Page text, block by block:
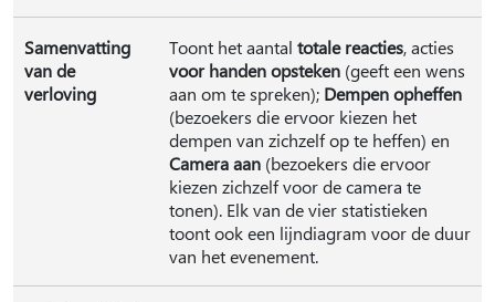
Samenvatting
van de
verloving
Toont het aantal totale reacties, acties
voor handen opsteken (geeft een wens
aan om te spreken); Dempen opheffen
(bezoekers die ervoor kiezen het
dempen van zichzelf op te heffen) en
Camera aan (bezoekers die ervoor
kiezen zichzelf voor de camera te
tonen). Elk van de vier statistieken
toont ook een lijndiagram voor de duur
van het evenement.